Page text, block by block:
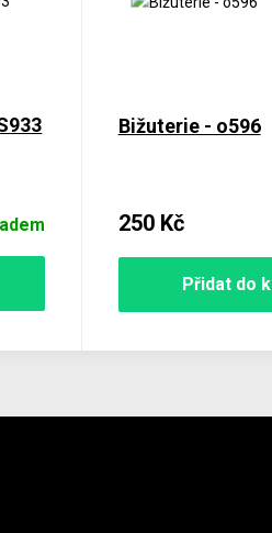
Bižuterie - o596
250 Kč
Přidat do